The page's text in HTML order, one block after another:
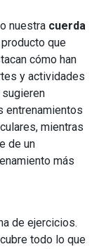
nuestra cuerda
que
cómo han
y actividades
entrenamientos
mientras
de un
más
de ejercicios.
todo lo que